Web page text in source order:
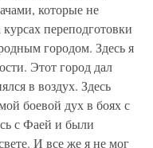
которые не
переподготовки
городом. Здесь я
Этот город дал
в воздух. Здесь
боевой дух в боях с
с Фаей и были
И все же я не мог